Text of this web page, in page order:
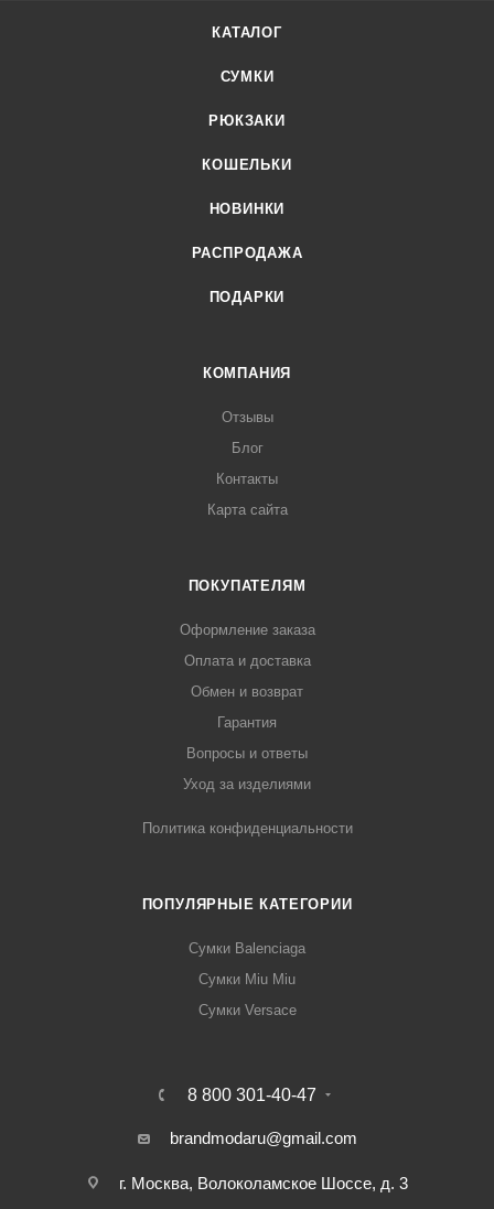
КАТАЛОГ
СУМКИ
РЮКЗАКИ
КОШЕЛЬКИ
НОВИНКИ
РАСПРОДАЖА
ПОДАРКИ
КОМПАНИЯ
Отзывы
Блог
Контакты
Карта сайта
ПОКУПАТЕЛЯМ
Оформление заказа
Оплата и доставка
Обмен и возврат
Гарантия
Вопросы и ответы
Уход за изделиями
Политика конфиденциальности
ПОПУЛЯРНЫЕ КАТЕГОРИИ
Сумки Balenciaga
Сумки Miu Miu
Сумки Versace
8 800 301-40-47
brandmodaru@gmail.com
г. Москва, Волоколамское Шоссе, д. 3